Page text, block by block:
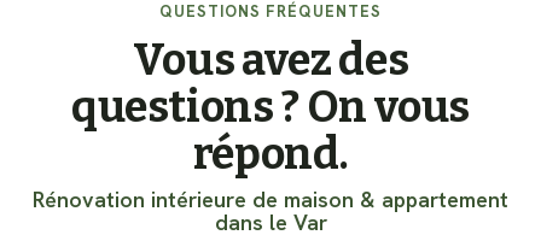
QUESTIONS FRÉQUENTES
Vous avez des
questions ? On vous
répond.
Rénovation intérieure de maison & appartement
dans le Var